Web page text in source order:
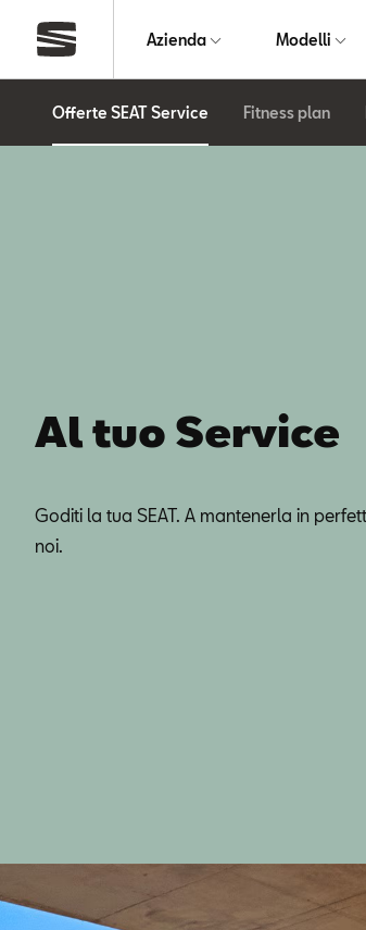
Azienda Modelli
Offerte SEAT Service Fitness plan
Al tuo Service
Goditi la tua SEAT. A mantenerla in
noi.